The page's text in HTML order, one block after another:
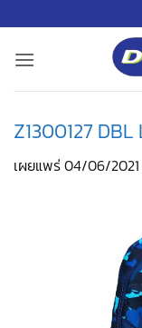
ไป
Z1300127 DBL
เผยแพร่04/06/2021